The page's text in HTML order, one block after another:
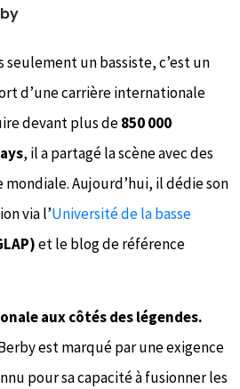
seulement un bassiste, c’est un
d’une carrière internationale
devant plus de850 000
, il a partagé la scène avec des
Aujourd’hui, il dédie son
via l’Université de la basse
et le blog de référence
aux côtés des légendes.
est marqué par une exigence
pour sa capacité à fusionner les